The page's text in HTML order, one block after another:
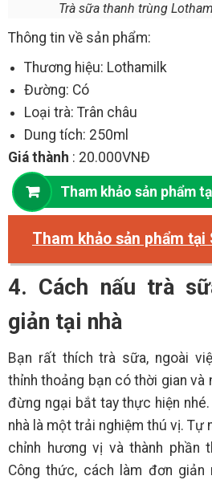
Trà sữa thanh trùng
Thông tin về sản phẩm:
Thương hiệu: Lothamilk
Đường: Có
Loại trà: Trân châu
Dung tích: 250ml
Giá thành : 20.000VNĐ
Tham khảo sản phẩm
Tham khảo sản phẩm tại
4. Cách nấu trà
giản tại nhà
Bạn rất thích trà sữa, ngoài
thỉnh thoảng bạn có thời gian và
đừng ngại bắt tay thực hiện
nhà là một trải nghiệm thú vị. Tự
chỉnh hương vị và thành phần
Công thức, cách làm đơn